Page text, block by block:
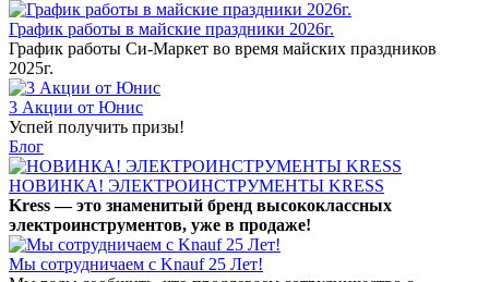
График работы в майские праздники 2026г.
График работы Си-Маркет во время майских праздников
2025г.
3 Акции от Юнис
Успей получить призы!
Блог
НОВИНКА! ЭЛЕКТРОИНСТРУМЕНТЫ KRESS
Kress — это знаменитый бренд высококлассных
электроинструментов, уже в продаже!
Мы сотрудничаем с Knauf 25 Лет!